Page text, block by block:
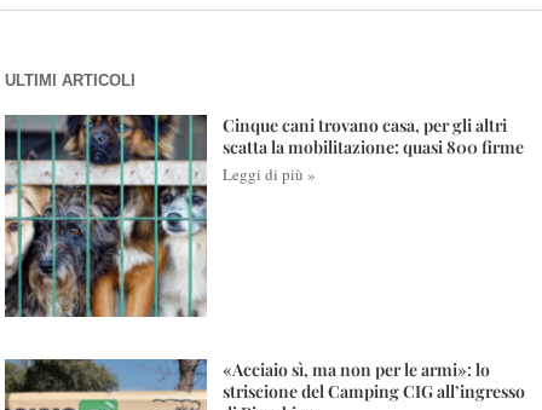
ULTIMI ARTICOLI
Cinque cani trovano casa, per gli altri
scatta la mobilitazione: quasi 800 firme
Leggi di più »
«Acciaio sì, ma non per le armi»: lo
striscione del Camping CIG all’ingresso